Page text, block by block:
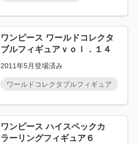
ワンピース ワールドコレクタ
ブルフィギュアｖｏｌ．１４
2011年5月登場済み
ワールドコレクタブルフィギュア
ワンピース ハイスペックカ
ラーリングフィギュア６